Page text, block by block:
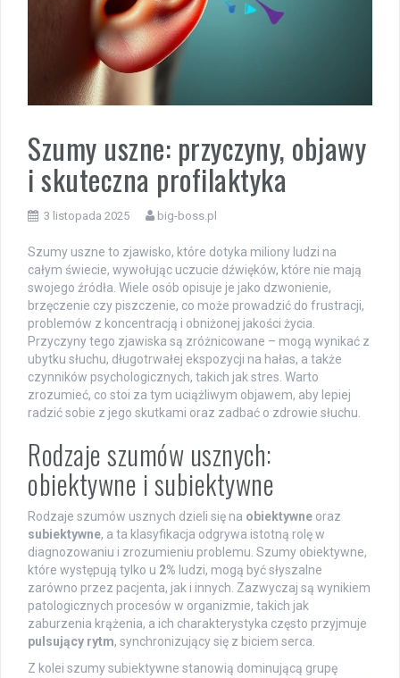
Szumy uszne: przyczyny, objawy
i skuteczna profilaktyka
3 listopada 2025 big-boss.pl
Szumy uszne to zjawisko, które dotyka miliony ludzi na
całym świecie, wywołując uczucie dźwięków, które nie mają
swojego źródła. Wiele osób opisuje je jako dzwonienie,
brzęczenie czy piszczenie, co może prowadzić do frustracji,
problemów z koncentracją i obniżonej jakości życia.
Przyczyny tego zjawiska są zróżnicowane – mogą wynikać z
ubytku słuchu, długotrwałej ekspozycji na hałas, a także
czynników psychologicznych, takich jak stres. Warto
zrozumieć, co stoi za tym uciążliwym objawem, aby lepiej
radzić sobie z jego skutkami oraz zadbać o zdrowie słuchu.
Rodzaje szumów usznych:
obiektywne i subiektywne
Rodzaje szumów usznych dzieli się na obiektywne oraz
subiektywne, a ta klasyfikacja odgrywa istotną rolę w
diagnozowaniu i zrozumieniu problemu. Szumy obiektywne,
które występują tylko u 2% ludzi, mogą być słyszalne
zarówno przez pacjenta, jak i innych. Zazwyczaj są wynikiem
patologicznych procesów w organizmie, takich jak
zaburzenia krążenia, a ich charakterystyka często przyjmuje
pulsujący rytm, synchronizujący się z biciem serca.
Z kolei szumy subiektywne stanowią dominującą grupę